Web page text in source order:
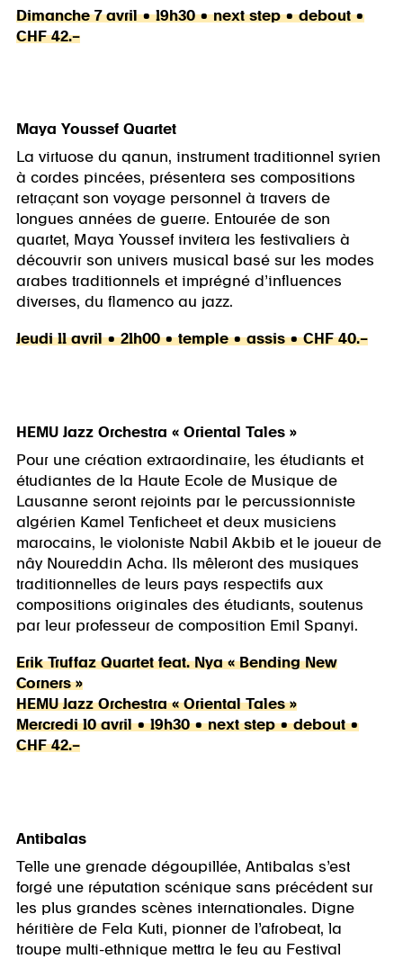
Dimanche 7 avril • 19h30 • next step • debout •
CHF 42.–
Maya Youssef Quartet
La virtuose du qanun, instrument traditionnel syrien
à cordes pincées, présentera ses compositions
retraçant son voyage personnel à travers de
longues années de guerre. Entourée de son
quartet, Maya Youssef invitera les festivaliers à
découvrir son univers musical basé sur les modes
arabes traditionnels et imprégné d’influences
diverses, du flamenco au jazz.
Jeudi 11 avril • 21h00 • temple • assis • CHF 40.–
HEMU Jazz Orchestra « Oriental Tales »
Pour une création extraordinaire, les étudiants et
étudiantes de la Haute Ecole de Musique de
Lausanne seront rejoints par le percussionniste
algérien Kamel Tenficheet et deux musiciens
marocains, le violoniste Nabil Akbib et le joueur de
nây Noureddin Acha. Ils mêleront des musiques
traditionnelles de leurs pays respectifs aux
compositions originales des étudiants, soutenus
par leur professeur de composition Emil Spanyi.
Erik Truffaz Quartet feat. Nya « Bending New
Corners »
HEMU Jazz Orchestra « Oriental Tales »
Mercredi 10 avril • 19h30 • next step • debout •
CHF 42.–
Antibalas
Telle une grenade dégoupillée, Antibalas s’est
forgé une réputation scénique sans précédent sur
les plus grandes scènes internationales. Digne
héritière de Fela Kuti, pionner de l’afrobeat, la
troupe multi-ethnique mettra le feu au Festival